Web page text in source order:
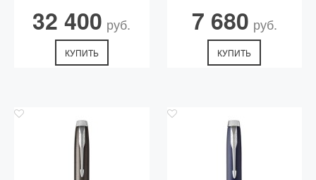
32 400 руб.
КУПИТЬ
7 680 руб.
КУПИТЬ